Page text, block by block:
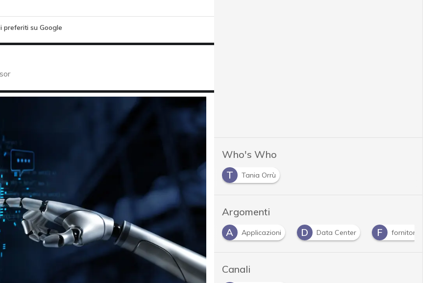
preferiti su Google
Who's Who
T
Tania Orrù
Argomenti
A
AI Act A Applicazioni D Data Center F fornitori guida
Canali